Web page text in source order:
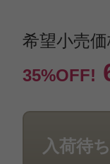
希望小売価
35%OFF!
入荷待ち